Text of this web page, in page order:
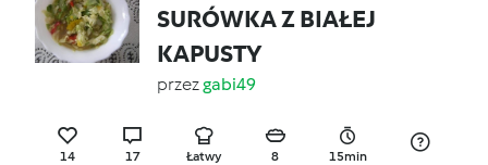
SURÓWKA Z BIAŁEJ
KAPUSTY
przezgabi49
14 17 Łatwy 8 15min